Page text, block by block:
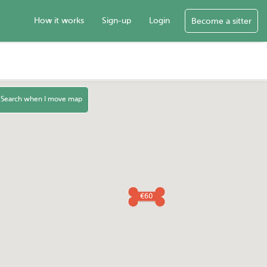
How it works Sign-up Login Become a sitter
€60
Search when I move map